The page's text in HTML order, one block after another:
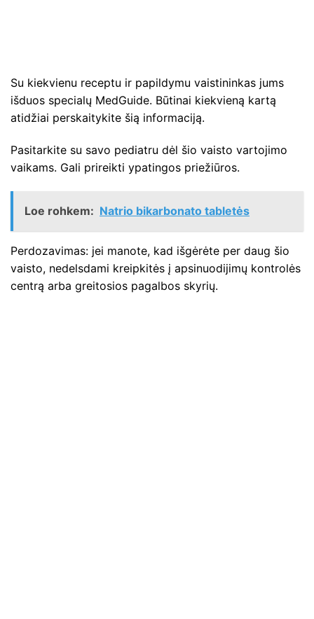
Su kiekvienu receptu ir papildymu vaistininkas jums
išduos specialų MedGuide. Būtinai kiekvieną kartą
atidžiai perskaitykite šią informaciją.
Pasitarkite su savo pediatru dėl šio vaisto vartojimo
vaikams. Gali prireikti ypatingos priežiūros.
Loe rohkem: Natrio bikarbonato tabletės
Perdozavimas: jei manote, kad išgėrėte per daug šio
vaisto, nedelsdami kreipkitės į apsinuodijimų kontrolės
centrą arba greitosios pagalbos skyrių.